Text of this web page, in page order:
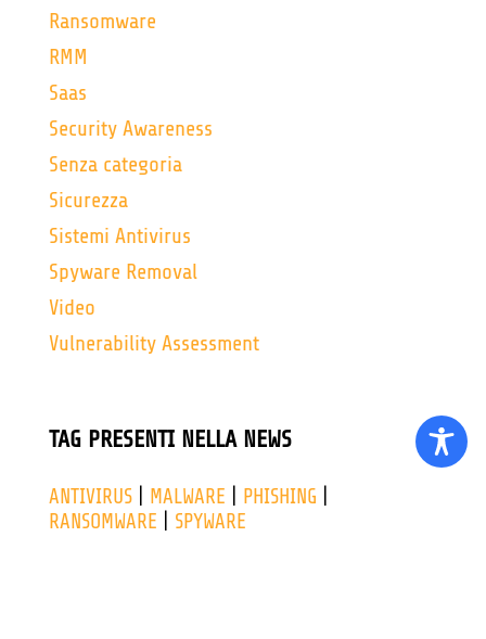
Ransomware
RMM
Saas
Security Awareness
Senza categoria
Sicurezza
Sistemi Antivirus
Spyware Removal
Video
Vulnerability Assessment
TAG PRESENTI NELLA NEWS
ANTIVIRUS| MALWARE PHISHING
RANSOMWARE
SPYWARE